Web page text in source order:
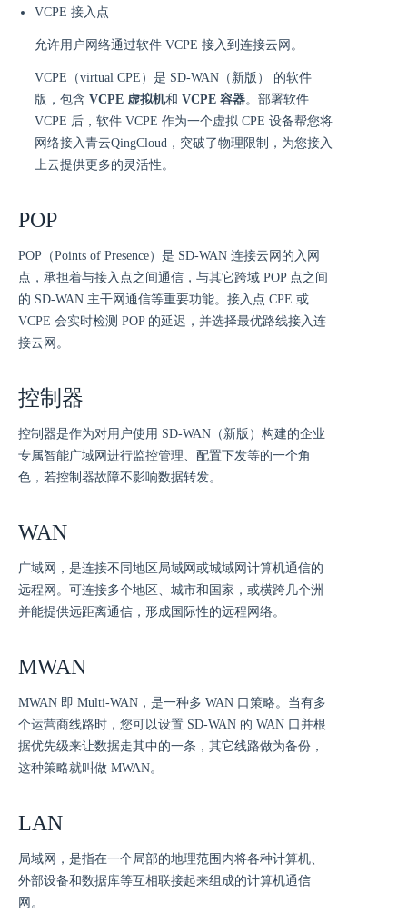
VCPE 接入点
允许用户网络通过软件 VCPE 接入到连接云网。
VCPE（virtual CPE）是 SD-WAN（新版） 的软件
版，包含 VCPE 虚拟机和 VCPE 容器。部署软件
VCPE 后，软件 VCPE 作为一个虚拟 CPE 设备帮您将
网络接入青云QingCloud，突破了物理限制，为您接入
上云提供更多的灵活性。
POP
POP（Points of Presence）是 SD-WAN 连接云网的入网
点，承担着与接入点之间通信，与其它跨域 POP 点之间
的 SD-WAN 主干网通信等重要功能。接入点 CPE 或
VCPE 会实时检测 POP 的延迟，并选择最优路线接入连
接云网。
控制器
控制器是作为对用户使用 SD-WAN（新版）构建的企业
专属智能广域网进行监控管理、配置下发等的一个角
色，若控制器故障不影响数据转发。
WAN
广域网，是连接不同地区局域网或城域网计算机通信的
远程网。可连接多个地区、城市和国家，或横跨几个洲
并能提供远距离通信，形成国际性的远程网络。
MWAN
MWAN 即 Multi-WAN，是一种多 WAN 口策略。当有多
个运营商线路时，您可以设置 SD-WAN 的 WAN 口并根
据优先级来让数据走其中的一条，其它线路做为备份，
这种策略就叫做 MWAN。
LAN
局域网，是指在一个局部的地理范围内将各种计算机、
外部设备和数据库等互相联接起来组成的计算机通信
网。